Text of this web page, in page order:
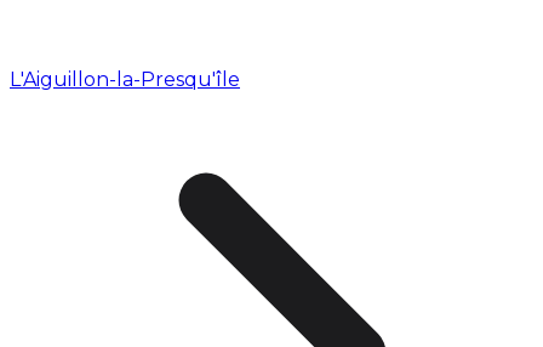
L'Aiguillon-la-Presqu'île